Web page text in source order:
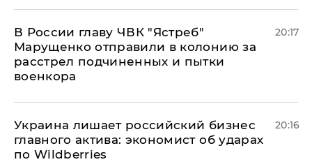
В России главу ЧВК "Ястреб"
Марущенко отправили в колонию за
расстрел подчиненных и пытки
военкора
20:17
​Украина лишает российский бизнес
главного актива: экономист об ударах
по Wildberries
20:16